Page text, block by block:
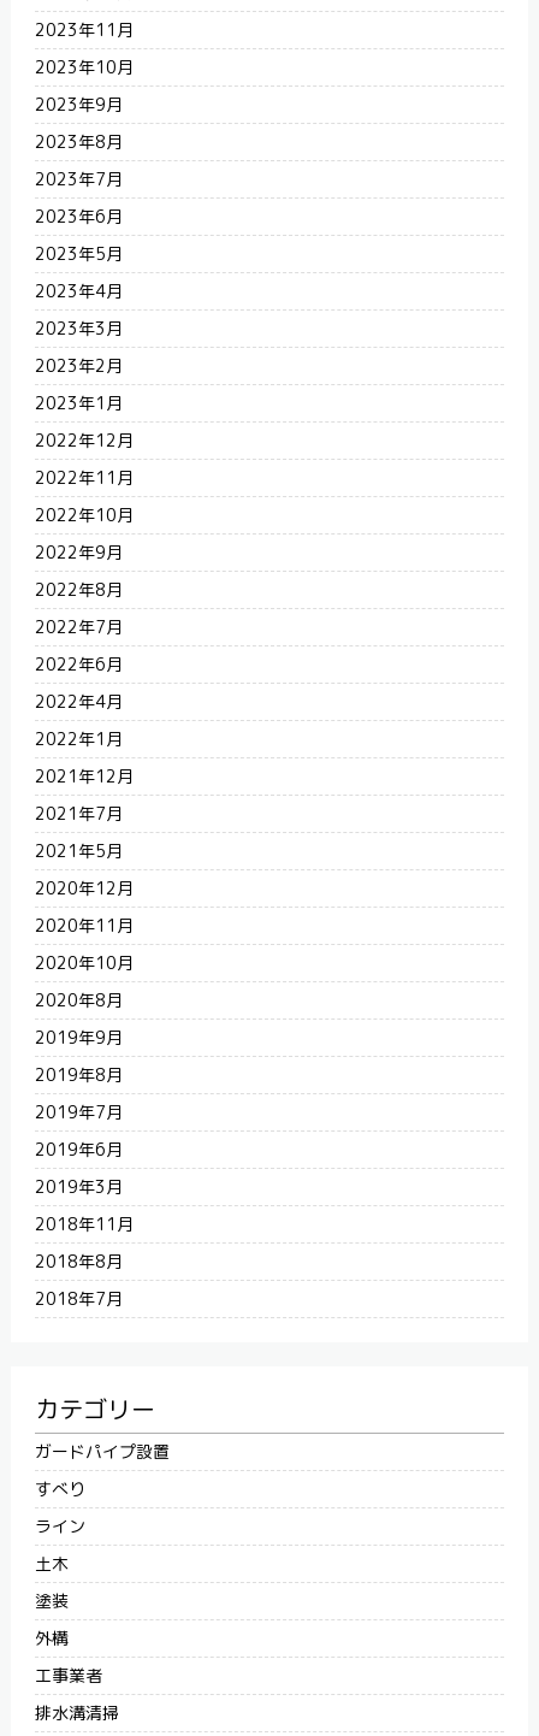
2023年11月
2023年10月
2023年9月
2023年8月
2023年7月
2023年6月
2023年5月
2023年4月
2023年3月
2023年2月
2023年1月
2022年12月
2022年11月
2022年10月
2022年9月
2022年8月
2022年7月
2022年6月
2022年4月
2022年1月
2021年12月
2021年7月
2021年5月
2020年12月
2020年11月
2020年10月
2020年8月
2019年9月
2019年8月
2019年7月
2019年6月
2019年3月
2018年11月
2018年8月
2018年7月
カテゴリー
ガードパイプ設置
すべり
ライン
土木
塗装
外構
工事業者
排水溝清掃